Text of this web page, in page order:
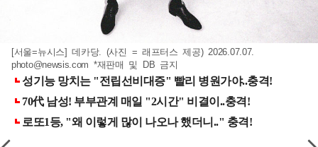
[서울=뉴시스] 데카당. (사진 = 래프터스 제공) 2026.07.07.
photo@newsis.com *재판매 및 DB 금지